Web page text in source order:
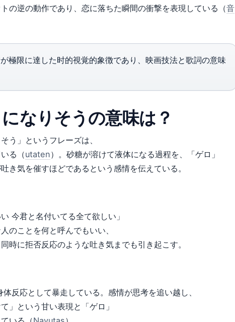
の逆の動作であり、恋に落ちた瞬間の衝撃を表現している（音
極限に達した时的視覚的象徴であり、映画技法と歌詞の意味
なりそうの意味は？
う」というフレーズは、
る（utaten）。砂糖が溶けて液体になる過程を、「ゲロ」
き気を催すほどであるという感情を伝えている。
今君と名付いてる全て欲しい」
のことを何と呼んでもいい、
時に拒否反応のような吐き気までも引き起こす。
反応として暴走している。感情が思考を追い越し、
」という甘い表現と「ゲロ」